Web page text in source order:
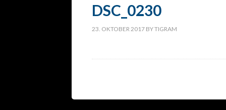
DSC_0230
23. OKTOBER 2017 BYTIGRAM